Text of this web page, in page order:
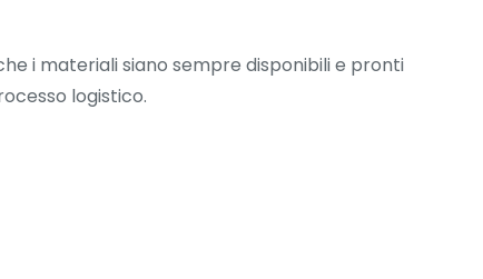
i materiali siano sempre disponibili e pronti
logistico.